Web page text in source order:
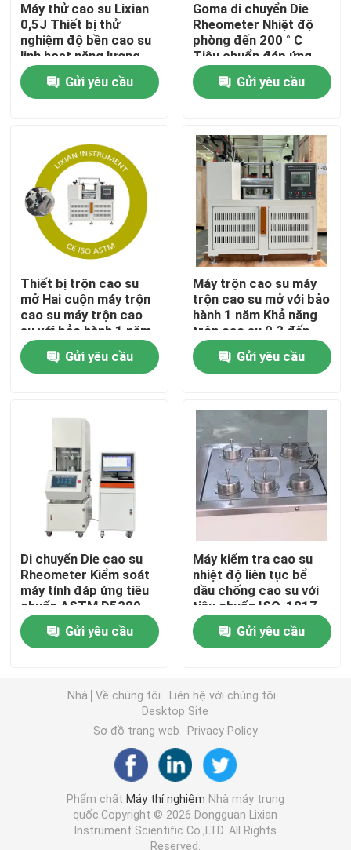
Nhà
Các sản phẩm
Hiển thị VR
Về chúng tôi
Tham quan nhà máy
Kiểm soát chất lượng
Liên hệ chúng tôi
Máy thí nghiệm
Máy kiểm tra đa năng
Máy kiểm tra môi trường
Máy cân bằng động
Máy kiểm tra cao su
Thiết bị kiểm tra ô tô
dụng cụ kiểm tra đóng gói
Máy thử cao su Lixian
0,5J Thiết bị thử
nghiệm độ bền cao su
linh hoạt năng lượng
Gửi yêu cầu
Goma di chuyển Die
Rheometer Nhiệt độ
phòng đến 200 ° C
Tiêu chuẩn đáp ứng,
ISO 6502 Áp suất 0,5
Mpa-0,65 Mpa
Gửi yêu cầu
Thiết bị trộn cao su
mở Hai cuộn máy trộn
cao su máy trộn cao
su với bảo hành 1 năm
Gửi yêu cầu
Máy trộn cao su máy
trộn cao su mở với bảo
hành 1 năm Khả năng
trộn cao su 0,3 đến
2kg
Gửi yêu cầu
Di chuyển Die cao su
Rheometer Kiểm soát
máy tính đáp ứng tiêu
chuẩn ASTM D5289
Gửi yêu cầu
Máy kiểm tra cao su
nhiệt độ liên tục bể
dầu chống cao su với
tiêu chuẩn ISO-1817
thử nghiệm cốc số 6
Gửi yêu cầu
Nhà Về chúng tôi
Liên hệ với chúng tôi
Desktop Site
Sơ đồ trang web
Privacy Policy
Phẩm chất Máy thí nghiệm Nhà máy trung
quốc.Copyright © 2026 Dongguan Lixian
Instrument Scientific Co.,LTD. All Rights
Reserved.